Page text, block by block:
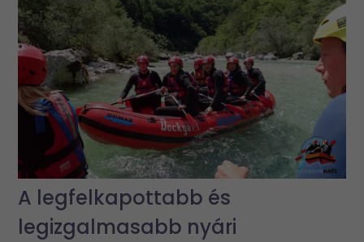
A legfelkapottabb és
legizgalmasabb nyári